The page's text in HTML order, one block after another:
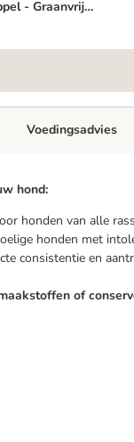
- Graanvrij
hond:
honden van alle
honden met
consistentie en
of
Voedingsadvies